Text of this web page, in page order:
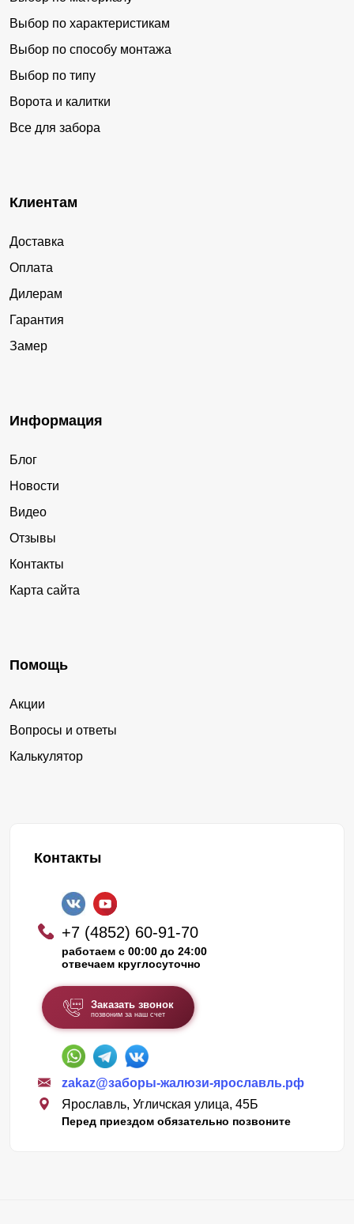
Выбор по характеристикам
Выбор по способу монтажа
Выбор по типу
Ворота и калитки
Все для забора
Клиентам
Доставка
Оплата
Дилерам
Гарантия
Замер
Информация
Блог
Новости
Видео
Отзывы
Контакты
Карта сайта
Помощь
Акции
Вопросы и ответы
Калькулятор
Контакты
+7 (4852) 60-91-70
работаем с 00:00 до 24:00
отвечаем круглосуточно
Заказать звонок
позвоним за наш счет
zakaz@заборы-жалюзи-ярославль.рф
Ярославль, Угличская улица, 45Б
Перед приездом обязательно позвоните